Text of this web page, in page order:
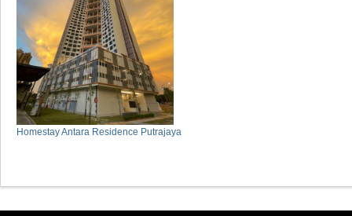
Homestay Antara Residence Putrajaya